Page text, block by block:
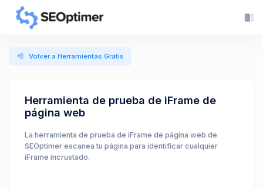
Volver a Herramientas Gratis
Herramienta de prueba de iFrame de
página web
La herramienta de prueba de iFrame de página web de
SEOptimer escanea tu página para identificar cualquier
iFrame incrustado.